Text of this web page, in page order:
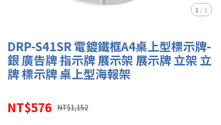
1 / 1
DRP-S41SR 電鍍鐵框A4桌上型標示牌-
銀 廣告牌 指示牌 展示架 展示牌 立架 立
牌 標示牌 桌上型海報架
NT$576 NT$1,152